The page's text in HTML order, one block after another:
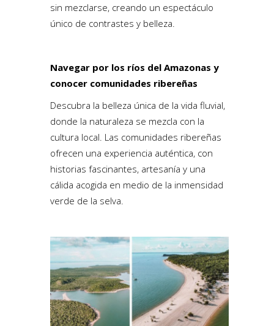
sin mezclarse, creando un espectáculo
único de contrastes y belleza.
Navegar por los ríos del Amazonas y
conocer comunidades ribereñas
Descubra la belleza única de la vida fluvial,
donde la naturaleza se mezcla con la
cultura local. Las comunidades ribereñas
ofrecen una experiencia auténtica, con
historias fascinantes, artesanía y una
cálida acogida en medio de la inmensidad
verde de la selva.